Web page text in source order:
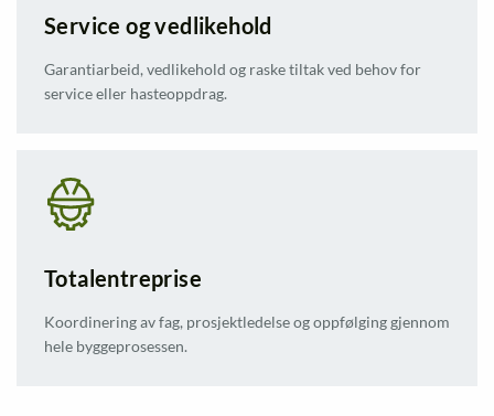
Service og vedlikehold
Garantiarbeid, vedlikehold og raske tiltak ved behov for
service eller hasteoppdrag.
Totalentreprise
Koordinering av fag, prosjektledelse og oppfølging gjennom
hele byggeprosessen.